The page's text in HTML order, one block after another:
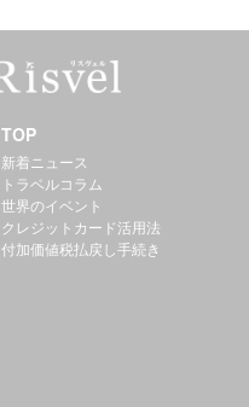
TOP
新着ニュース
トラベルコラム
世界のイベント
クレジットカード活用法
付加価値税払戻し手続き